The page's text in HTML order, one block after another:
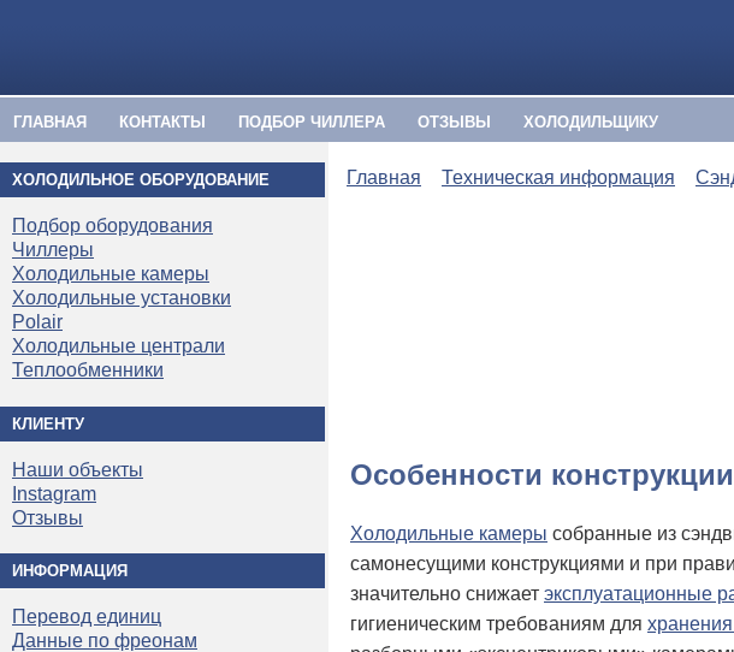
ГЛАВНАЯ КОНТАКТЫ ПОДБОР ЧИЛЛЕРА ОТЗЫВЫ ХОЛОДИЛЬЩИКУ
ХОЛОДИЛЬНОЕ ОБОРУДОВАНИЕ
Подбор оборудования
Чиллеры
Холодильные камеры
Холодильные установки
Polair
Холодильные централи
Теплообменники
КЛИЕНТУ
Наши объекты
Instagram
Отзывы
ИНФОРМАЦИЯ
Перевод единиц
Данные по фреонам
Главная Техническая информация
Особенности
Холодильные камеры собранные из
самонесущими конструкциями и при
значительно снижает эксплуатационные
гигиеническим требованиям для